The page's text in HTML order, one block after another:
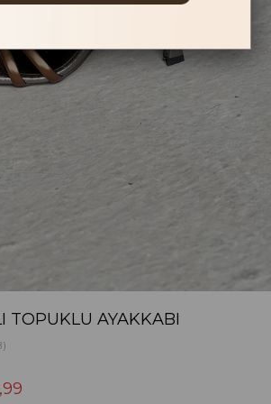
TOPUKLU AYAKKABI